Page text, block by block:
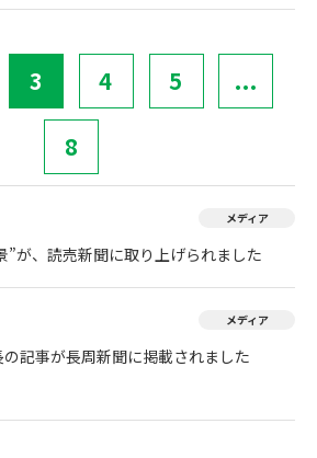
3 4 5 ...
8
メディア
”が、読売新聞に取り上げられました
メディア
記事が長周新聞に掲載されました